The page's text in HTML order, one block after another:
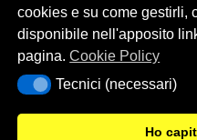
Portale realizzato con la
Template Italia configurato sul
(Mizar)
cookies e su come gestirli,
disponibile nell'apposito
pagina.Cookie Policy
Tecnici (necessari)
Tecnici (necessari)
Ho